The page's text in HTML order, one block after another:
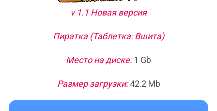
v 1.1 Новая версия
Пиратка (Таблетка: Вшита)
Место на диске:1 Gb
Размер загрузки:42.2 Mb